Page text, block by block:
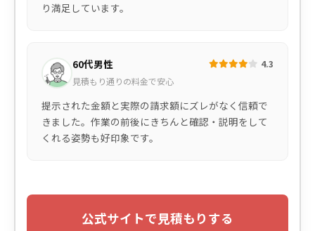
り満足しています。
60代男性
見積もり通りの料金で安心
4.3
提示された金額と実際の請求額にズレがなく信頼で
きました。作業の前後にきちんと確認・説明をして
くれる姿勢も好印象です。
公式サイトで見積もりする